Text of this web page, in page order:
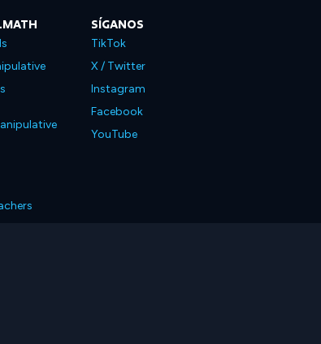
SÍGANOS
TikTok
X / Twitter
Instagram
Facebook
YouTube